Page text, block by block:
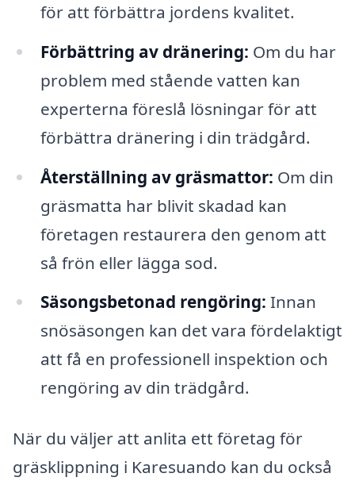
för att förbättra jordens kvalitet.
Förbättring av dränering: Om du har
problem med stående vatten kan
experterna föreslå lösningar för att
förbättra dränering i din trädgård.
Återställning av gräsmattor: Om din
gräsmatta har blivit skadad kan
företagen restaurera den genom att
så frön eller lägga sod.
Säsongsbetonad rengöring: Innan
snösäsongen kan det vara fördelaktigt
att få en professionell inspektion och
rengöring av din trädgård.
När du väljer att anlita ett företag för
gräsklippning i Karesuando kan du också